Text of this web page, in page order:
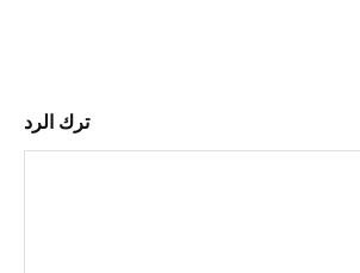
ترك الرد